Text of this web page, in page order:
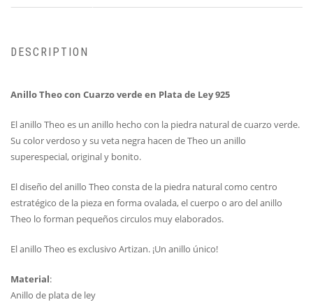
DESCRIPTION
Anillo Theo con Cuarzo verde en Plata de Ley 925
El anillo Theo es un anillo hecho con la piedra natural de cuarzo verde.
Su color verdoso y su veta negra hacen de Theo un anillo
superespecial, original y bonito.
El diseño del anillo Theo consta de la piedra natural como centro
estratégico de la pieza en forma ovalada, el cuerpo o aro del anillo
Theo lo forman pequeños circulos muy elaborados.
El anillo Theo es exclusivo Artizan. ¡Un anillo único!
Material:
Anillo de plata de ley